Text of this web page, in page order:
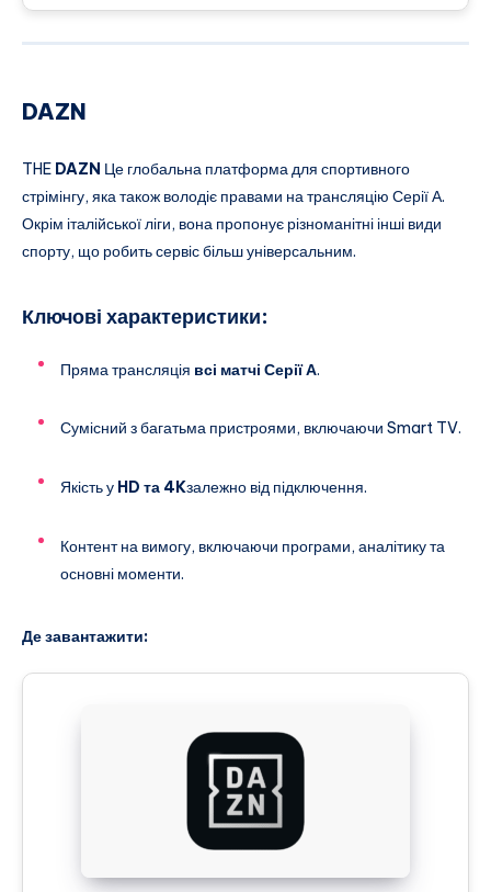
DAZN
THE DAZN Це глобальна платформа для спортивного
стрімінгу, яка також володіє правами на трансляцію Серії А.
Окрім італійської ліги, вона пропонує різноманітні інші види
спорту, що робить сервіс більш універсальним.
Ключові характеристики:
Пряма трансляція всі матчі Серії А.
Сумісний з багатьма пристроями, включаючи Smart TV.
Якість у HD та 4Kзалежно від підключення.
Контент на вимогу, включаючи програми, аналітику та
основні моменти.
Де завантажити: